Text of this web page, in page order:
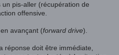
pis-aller (récupération de
offensive.
avançant (forward drive).
réponse doit être immédiate,